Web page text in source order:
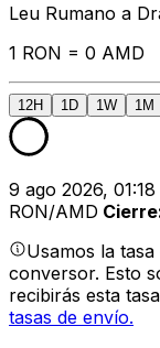
Leu Rumano a
1 RON = 0 AMD
12H 1D 1W 1M
9 ago 2026,
RON/AMD Cierre
Usamos la
conversor. Esto
recibirás esta
tasas de envío.